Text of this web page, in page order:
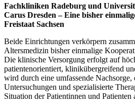
Fachkliniken Radeburg und
Carus Dresden – Eine bisher
Freistaat Sachsen
Beide Einrichtungen verkörpern
Altersmedizin bisher einmalige
Die klinische Versorgung erfolgt auf
patientenorientiert, klinikübergreifend
wird durch eine umfassende Nachsorge,
Untersuchungen und spezialisierte
Situation der Patientinnen und Patienten